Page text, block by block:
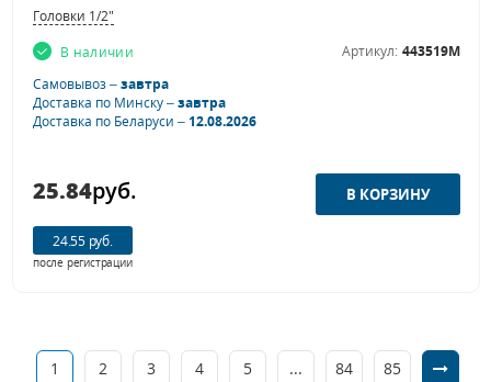
Головки 1/2"
В наличии
Артикул: 443519M
Самовывоз –завтра
Доставка по Минску –завтра
Доставка по Беларуси –12.08.2026
25.84руб.
24.55 руб.
после регистрации
1 2 3 4 5 ... 84 85